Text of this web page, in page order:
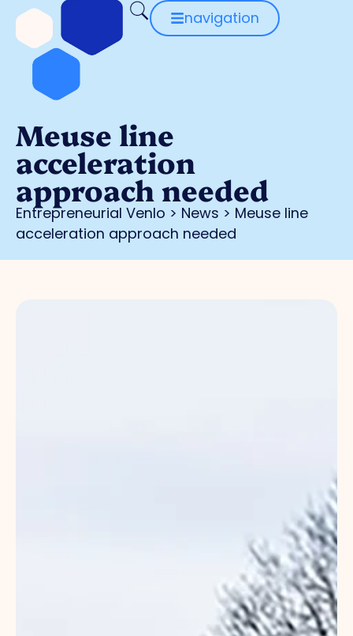
navigation
Meuse line
acceleration
approach needed
Entrepreneurial Venlo > News > Meuse line
acceleration approach needed